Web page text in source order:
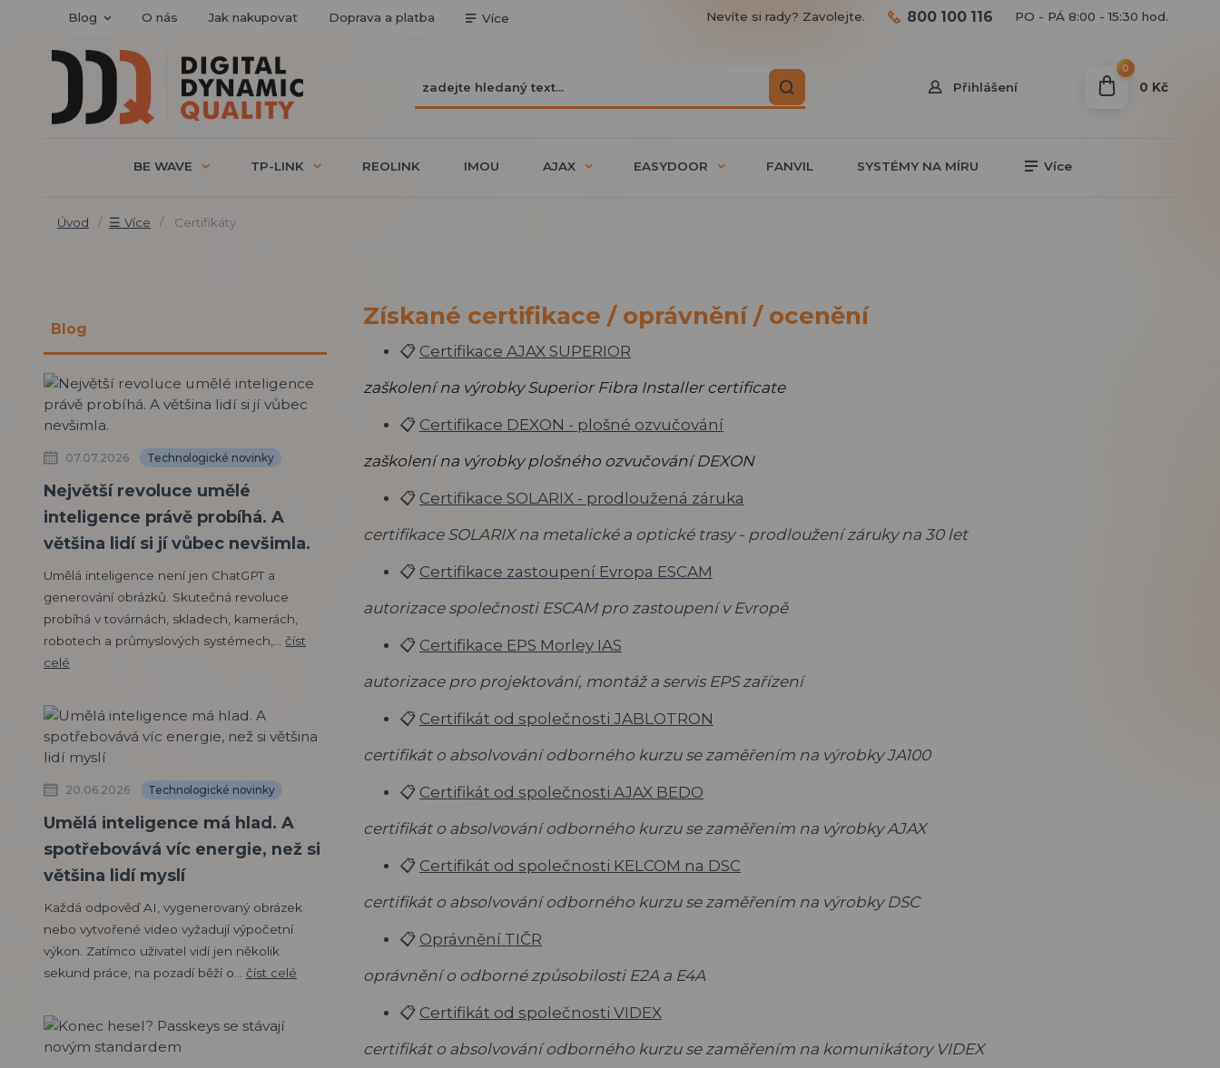
Blog O nás Jak nakupovat Doprava a platba Více
Přihlášení
Nevíte si rady? Zavolejte. 800 100 116 PO - PÁ 8:00 - 15:30 hod.
0
0 Kč
BE WAVE TP-LINK REOLINK IMOU AJAX EASYDOOR FANVIL SYSTÉMY NA MÍRU Více
Úvod ☰ Více Certifikáty
Blog
07.07.2026 Technologické novinky
Největší revoluce umělé
inteligence právě probíhá. A
většina lidí si jí vůbec nevšimla.
Umělá inteligence není jen ChatGPT a
generování obrázků. Skutečná revoluce
probíhá v továrnách, skladech, kamerách,
robotech a průmyslových systémech,... číst
celé
20.06.2026 Technologické novinky
Umělá inteligence má hlad. A
spotřebovává víc energie, než si
většina lidí myslí
Každá odpověď AI, vygenerovaný obrázek
nebo vytvořené video vyžadují výpočetní
výkon. Zatímco uživatel vidí jen několik
sekund práce, na pozadí běží o... číst celé
Získané certifikace / oprávnění / ocenění
📋 Certifikace AJAX SUPERIOR
zaškolení na výrobky Superior Fibra Installer certificate
📋 Certifikace DEXON - plošné ozvučování
zaškolení na výrobky plošného ozvučování DEXON
📋 Certifikace SOLARIX - prodloužená záruka
certifikace SOLARIX na metalické a optické trasy - prodloužení záruky na 30 let
📋 Certifikace zastoupení Evropa ESCAM
autorizace společnosti ESCAM pro zastoupení v Evropě
📋 Certifikace EPS Morley IAS
autorizace pro projektování, montáž a servis EPS zařízení
📋 Certifikát od společnosti JABLOTRON
certifikát o absolvování odborného kurzu se zaměřením na výrobky JA100
📋 Certifikát od společnosti AJAX BEDO
certifikát o absolvování odborného kurzu se zaměřením na výrobky AJAX
📋 Certifikát od společnosti KELCOM na DSC
certifikát o absolvování odborného kurzu se zaměřením na výrobky DSC
📋 Oprávnění TIČR
oprávnění o odborné způsobilosti E2A a E4A
📋 Certifikát od společnosti VIDEX
certifikát o absolvování odborného kurzu se zaměřením na komunikátory VIDEX